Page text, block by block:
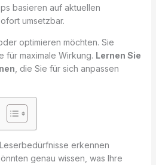
basieren auf aktuellen
umsetzbar.
optimieren möchten. Sie
für maximale Wirkung. Lernen Sie
, die Sie für sich anpassen
erkennen
genau wissen, was Ihre